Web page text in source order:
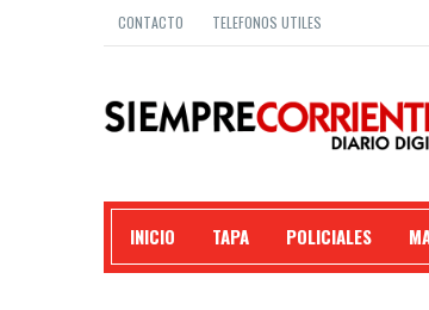
CONTACTO TELEFONOS UTILES
INICIO TAPA POLICIALES